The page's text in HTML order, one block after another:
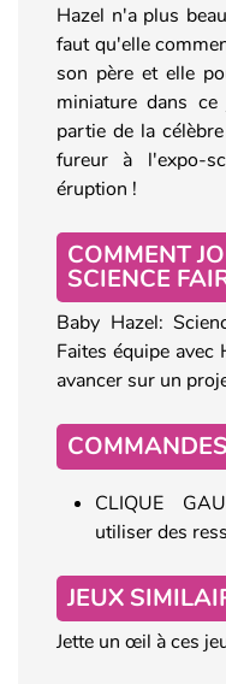
Hazel n'a plus
faut qu'elle
son père et elle
miniature dans
partie de la célèbre
fureur à l'expo-
éruption !
COMMENT
SCIENCE
Baby Hazel:
Faites équipe avec
avancer sur un
CLIQUE
utiliser des
JEUX
Jette un œil à ces